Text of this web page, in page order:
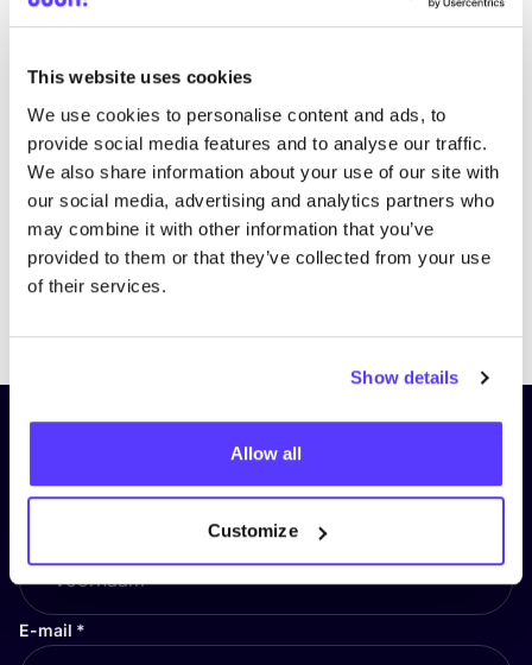
This website uses cookies
We use cookies to personalise content and ads, to
provide social media features and to analyse our traffic.
We also share information about your use of our site with
our social media, advertising and analytics partners who
may combine it with other information that you’ve
provided to them or that they’ve collected from your use
of their services.
Show details
Allow all
Customize
Schrijf je in op onze nieuwsbrief
en blijf op de hoogte!
E-mail *